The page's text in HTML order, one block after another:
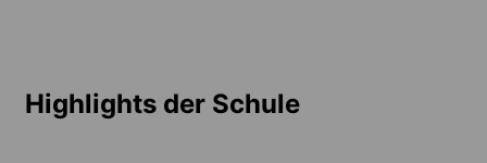
Highlights der Schule